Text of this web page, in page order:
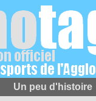
Un peu d'histoire